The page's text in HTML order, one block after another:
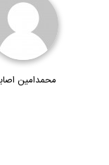
محمدامین